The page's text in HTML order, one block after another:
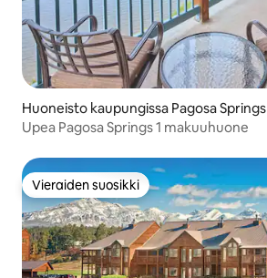
Huoneisto kaupungissa Pagosa Springs
Upea Pagosa Springs 1 makuuhuone
Vieraiden suosikki
Vieraiden suosikki